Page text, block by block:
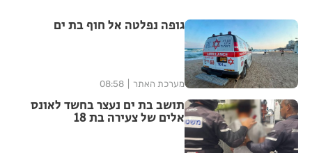
גופה נפלטה אל חוף בת ים
מערכת האתר 08:58
תושב בת ים נעצר בחשד לאונס
אלים של צעירה בת 18